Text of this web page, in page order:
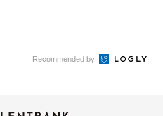
Recommended by